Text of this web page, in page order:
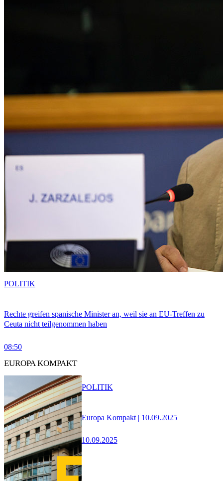
Rechte greifen spanische Minister an, weil sie an EU-Treffen zu
Ceuta nicht teilgenommen haben
08:50
POLITIK
EUROPA KOMPAKT
Europa Kompakt | 10.09.2025
10.09.2025
POLITIK